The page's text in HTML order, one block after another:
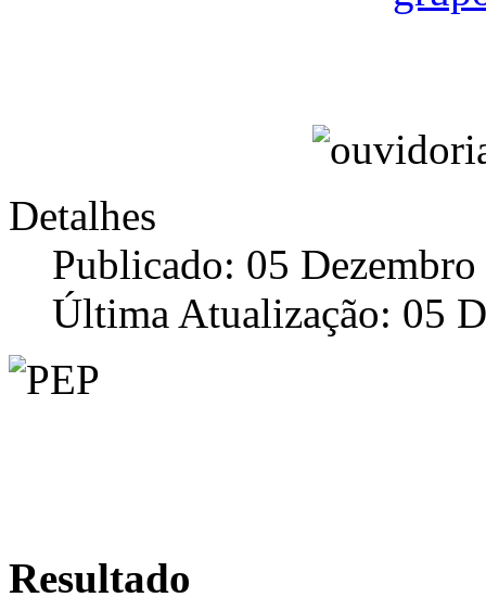
Detalhes
Publicado: 05
Última Atualização: 05
Resultado